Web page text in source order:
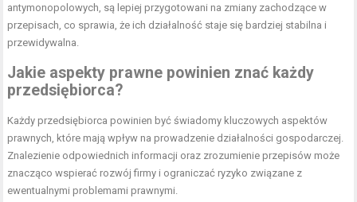
antymonopolowych, są lepiej przygotowani na zmiany zachodzące w
przepisach, co sprawia, że ich działalność staje się bardziej stabilna i
przewidywalna.
Jakie aspekty prawne powinien znać każdy
przedsiębiorca?
Każdy przedsiębiorca powinien być świadomy kluczowych aspektów
prawnych, które mają wpływ na prowadzenie działalności gospodarczej.
Znalezienie odpowiednich informacji oraz zrozumienie przepisów może
znacząco wspierać rozwój firmy i ograniczać ryzyko związane z
ewentualnymi problemami prawnymi.